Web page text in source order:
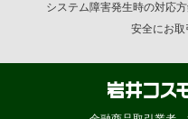
システム障害発生時の対応
安全にお取